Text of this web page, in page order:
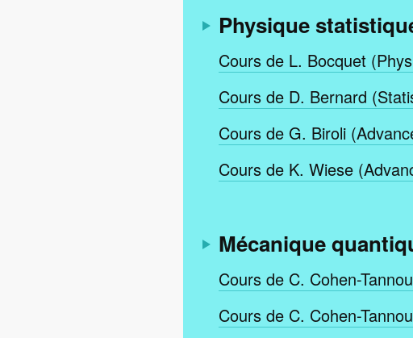
Physique
Cours de L. Bocquet
Cours de D. Bernard
Cours de G. Biroli
Cours de K. Wiese
Mécanique
Cours de C. Cohen-
Cours de C. Cohen-